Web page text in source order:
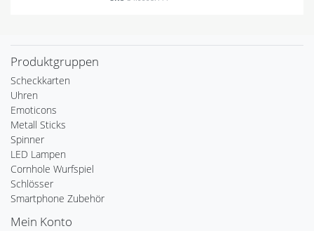
Produktgruppen
Scheckkarten
Uhren
Emoticons
Metall Sticks
Spinner
LED Lampen
Cornhole Wurfspiel
Schlösser
Smartphone Zubehör
Mein Konto